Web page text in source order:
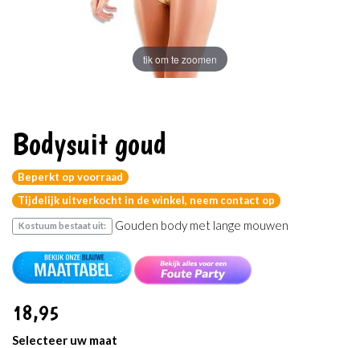
tik om te zoomen
Bodysuit goud
Beperkt op voorraad
Tijdelijk uitverkocht in de winkel, neem contact op
Kostuum bestaat uit: Gouden body met lange mouwen
18,95
Selecteer uw maat